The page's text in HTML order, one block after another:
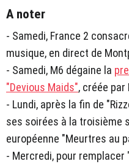
A noter
- Samedi, France 2
musique, en direct de
- Samedi, M6 dégaine la
"Devious Maids", créée par
- Lundi, après la fin de
ses soirées à la troisième
européenne "Meurtres au
- Mercredi, pour